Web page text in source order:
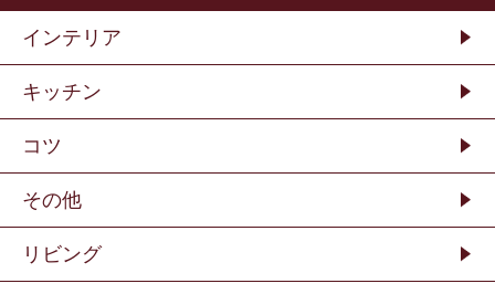
インテリア
キッチン
コツ
その他
リビング